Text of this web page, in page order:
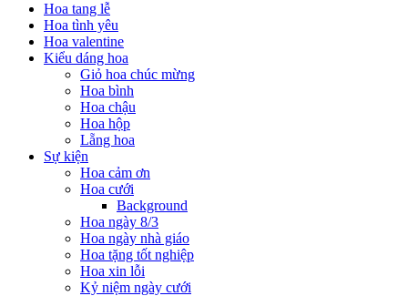
Hoa tang lễ
Hoa tình yêu
Hoa valentine
Kiểu dáng hoa
Giỏ hoa chúc mừng
Hoa bình
Hoa chậu
Hoa hộp
Lẵng hoa
Sự kiện
Hoa cảm ơn
Hoa cưới
Background
Hoa ngày 8/3
Hoa ngày nhà giáo
Hoa tặng tốt nghiệp
Hoa xin lỗi
Kỷ niệm ngày cưới